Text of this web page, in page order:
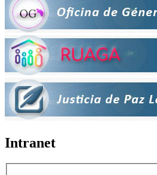
Intranet